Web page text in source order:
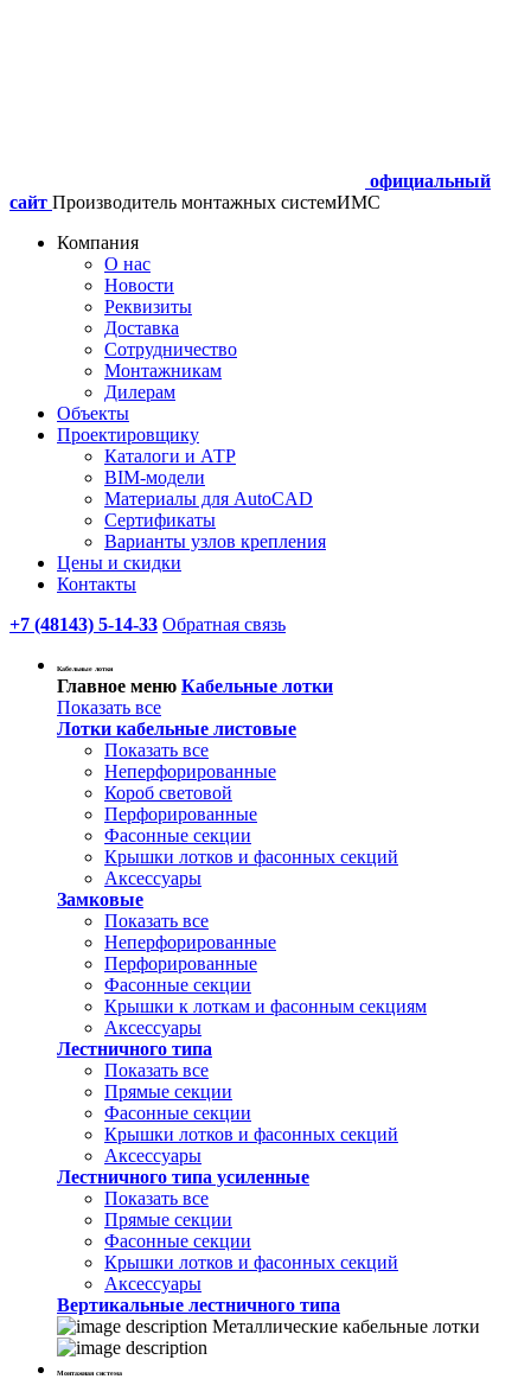
официальный
сайт Производитель монтажных системИМС
Компания
О нас
Новости
Реквизиты
Доставка
Сотрудничество
Монтажникам
Дилерам
Объекты
Проектировщику
Каталоги и АТР
BIM-модели
Материалы для AutoCAD
Сертификаты
Варианты узлов крепления
Цены и скидки
Контакты
+7 (48143) 5-14-33 Обратная связь
Кабельные лотки
Главное меню Кабельные лотки
Показать все
Лотки кабельные листовые
Показать все
Неперфорированные
Короб световой
Перфорированные
Фасонные секции
Крышки лотков и фасонных секций
Аксессуары
Замковые
Показать все
Неперфорированные
Перфорированные
Фасонные секции
Крышки к лоткам и фасонным секциям
Аксессуары
Лестничного типа
Показать все
Прямые секции
Фасонные секции
Крышки лотков и фасонных секций
Аксессуары
Лестничного типа усиленные
Показать все
Прямые секции
Фасонные секции
Крышки лотков и фасонных секций
Аксессуары
Вертикальные лестничного типа
Металлические кабельные лотки
Монтажная система